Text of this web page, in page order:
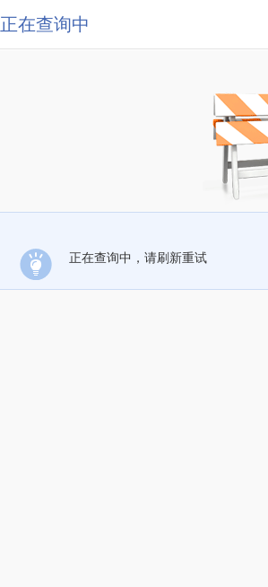
正在查询中
正在查询中，请刷新重试